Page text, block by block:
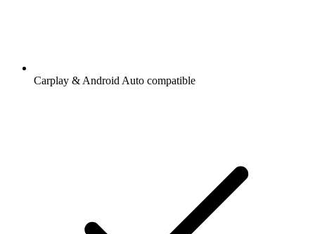
Carplay & Android Auto compatible